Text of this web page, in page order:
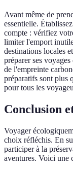
Avant même de
essentielle.
compte : vérifiez
limiter l'emport
destinations locales
préparer ses
de l'empreinte
préparatifs sont plus
pour tous les
Conclusion
Voyager
choix réfléchis. En
participer à la
aventures. Voici une